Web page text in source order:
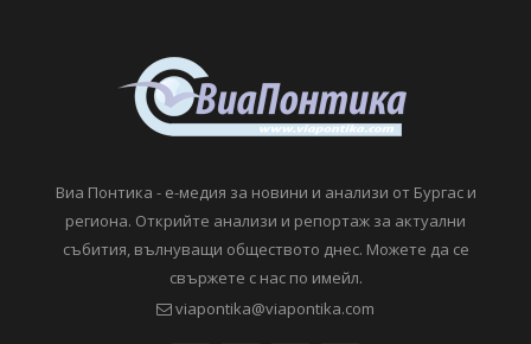
Виа Понтика - е-медия за новини и анализи от Бургас и
региона. Открийте анализи и репортаж за актуални
събития, вълнуващи обществото днес. Можете да се
свържете с нас по имейл.
viapontika@viapontika.com